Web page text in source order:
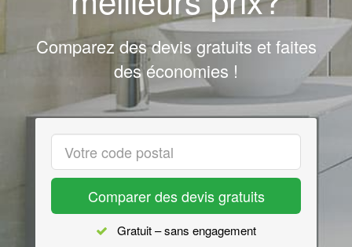
Comparez des devis gratuits et faites
des économies !
Comparer des devis gratuits
Gratuit – sans engagement